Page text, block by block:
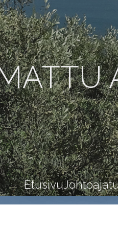
Etusivu